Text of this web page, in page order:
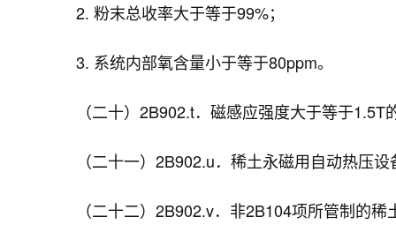
2. 粉末总收率大于等于99%；
3. 系统内部氧含量小于等于80ppm。
（二十）2B902.t．磁感应强度大于等于
（二十一）2B902.u．稀土永磁用自动热压设
（二十二）2B902.v．非2B104项所管制的